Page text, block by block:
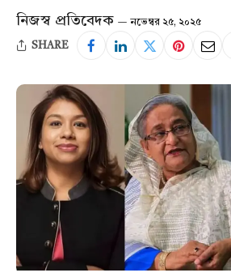
নিজস্ব প্রতিবেদক নভেম্বর ২৫, ২০২৫
SHARE